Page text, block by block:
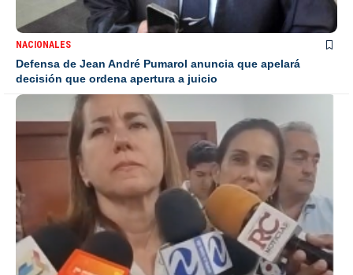
NACIONALES
Defensa de Jean André Pumarol anuncia que apelará
decisión que ordena apertura a juicio